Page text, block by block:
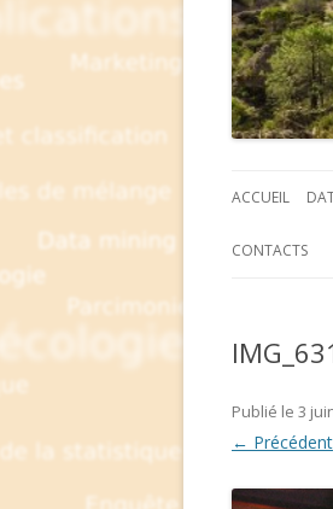
ACCUEIL
CONTACTS
Publié le 3
← Précédent